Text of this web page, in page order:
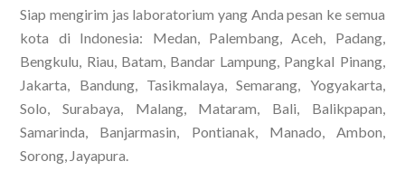
Siap mengirim jas laboratorium yang Anda pesan ke semua
kota di Indonesia: Medan, Palembang, Aceh, Padang,
Bengkulu, Riau, Batam, Bandar Lampung, Pangkal Pinang,
Jakarta, Bandung, Tasikmalaya, Semarang, Yogyakarta,
Solo, Surabaya, Malang, Mataram, Bali, Balikpapan,
Samarinda, Banjarmasin, Pontianak, Manado, Ambon,
Sorong, Jayapura.